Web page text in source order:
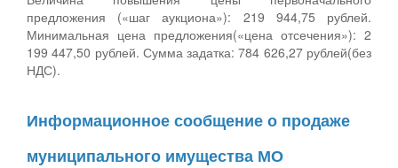
предложения («шаг аукциона»): 219 944,75 рублей.
Минимальная цена предложения(«цена отсечения»): 2
199 447,50 рублей. Сумма задатка: 784 626,27 рублей(без
НДС).
Информационное сообщение о продаже
муниципального имущества МО